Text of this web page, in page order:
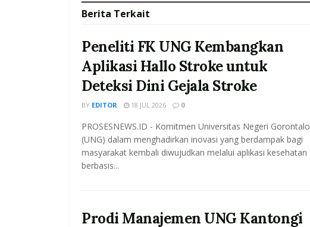
Berita Terkait
Peneliti FK UNG Kembangkan
Aplikasi Hallo Stroke untuk
Deteksi Dini Gejala Stroke
BY EDITOR 18 JUL 2026 0
PROSESNEWS.ID - Komitmen Universitas Negeri Gorontalo
(UNG) dalam menghadirkan inovasi yang berdampak bagi
masyarakat kembali diwujudkan melalui aplikasi kesehatan
berbasis...
Prodi Manajemen UNG Kantongi